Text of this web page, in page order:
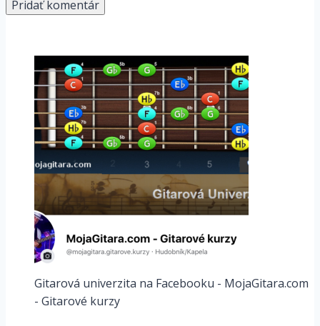
Gitarová univerzita na Facebooku - MojaGitara.com
- Gitarové kurzy